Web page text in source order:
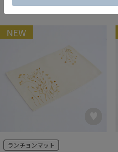
NEW
ランチョンマット